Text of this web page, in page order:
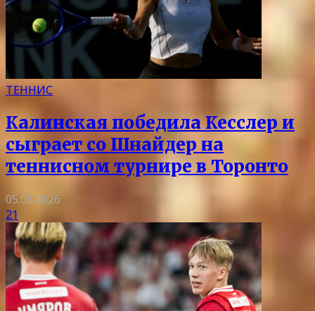
ТЕННИС
Калинская победила Кесслер и
сыграет со Шнайдер на
теннисном турнире в Торонто
05.08.2026
21